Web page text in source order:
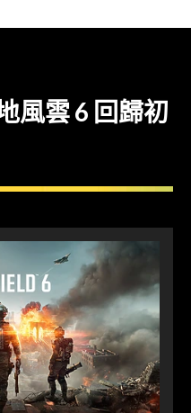
風雲 6 回歸初